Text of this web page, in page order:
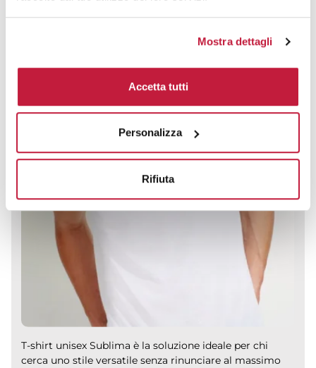
Mostra dettagli
Accetta tutti
Personalizza
Rifiuta
T-shirt unisex Sublima è la soluzione ideale per chi
cerca uno stile versatile senza rinunciare al massimo